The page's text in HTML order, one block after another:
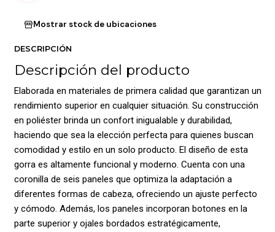
Mostrar stock de ubicaciones
DESCRIPCIÓN
Descripción del producto
Elaborada en materiales de primera calidad que garantizan un
rendimiento superior en cualquier situación. Su construcción
en poliéster brinda un confort inigualable y durabilidad,
haciendo que sea la elección perfecta para quienes buscan
comodidad y estilo en un solo producto. El diseño de esta
gorra es altamente funcional y moderno. Cuenta con una
coronilla de seis paneles que optimiza la adaptación a
diferentes formas de cabeza, ofreciendo un ajuste perfecto
y cómodo. Además, los paneles incorporan botones en la
parte superior y ojales bordados estratégicamente,